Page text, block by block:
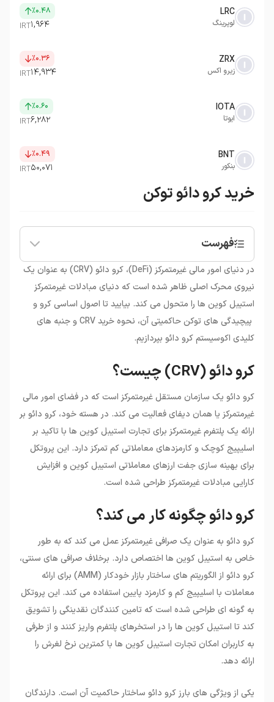
خرید کرو دائو توکن
فهرست
• کرو دائو (CRV) چیست؟
• کرو دائو چگونه کار می کند؟
• ارز دیجیتال CRV چیست؟
• تاریخچه کرو دائو
•خرید ارز کرو دائو توکن
در دنیای امور مالی غیرمتمرکز (DeFi)، کرو دائو (CRV) به عنوان یک
نیروی محرک اصلی ظاهر شده است که دنیای مبادلات غیرمتمرکز
استیبل کوین ها را متحول می کند. بیایید تا اصول اساسی کرو و
پیچیدگی های توکن حاکمیتی آن، نحوه خرید CRV و جنبه های
کلیدی اکوسیستم کرو دائو بپردازیم.
کرو دائو (CRV) چیست؟
کرو دائو یک سازمان مستقل غیرمتمرکز است که در فضای امور مالی
غیرمتمرکز یا همان دیفای فعالیت می کند. در هسته خود، کرو دائو بر
ارائه یک پلتفرم غیرمتمرکز برای تجارت استیبل کوین ها با تاکید بر
اسلیپیج کوچک و کارمزدهای معاملاتی کم تمرکز دارد. این پروتکل
برای بهینه سازی جفت ارزهای معاملاتی استیبل کوین و افزایش
کارایی مبادلات غیرمتمرکز طراحی شده است.
کرو دائو چگونه کار می کند؟
کرو دائو به عنوان یک صرافی غیرمتمرکز عمل می کند که به طور
خاص به استیبل کوین ها اختصاص دارد. برخلاف صرافی های سنتی،
کرو دائو از الگوریتم های ساختار بازار خودکار (AMM) برای ارائه
معاملات با اسلیپیج کم و کارمزد پایین استفاده می کند. این پروتکل
به گونه ای طراحی شده است که تامین کنندگان نقدینگی را تشویق
کند تا استیبل کوین ها را در استخرهای پلتفرم واریز کنند و از طرفی
به کاربران امکان تجارت استیبل کوین ها با کمترین نرخ لغرش را
ارائه دهد.
یکی از ویژگی های بارز کرو دائو ساختار حاکمیت آن است. دارندگان
LRC
لوپرینگ
٪۰.۴۸
۱,۹۶۴IRT
ZRX
زیرو اکس
٪۰.۳۶
۱۴,۹۳۴IRT
IOTA
ایوتا
٪۰.۶۰
۶,۲۸۲IRT
BNT
بنکور
٪۰.۴۹
۵۰,۰۷۱IRT